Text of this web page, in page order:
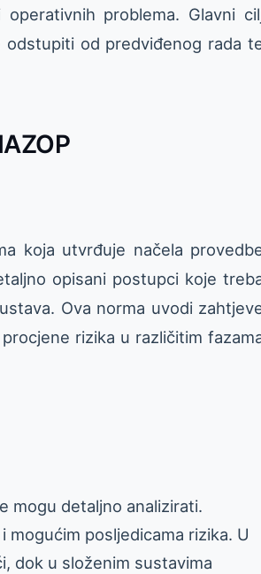
problema. Glavni
od predviđenog rada
koja utvrđuje načela
opisani postupci koje
Ova norma uvodi
rizika u različitim
mogu detaljno analizirati.
posljedicama rizika. U
dok u složenim sustavima